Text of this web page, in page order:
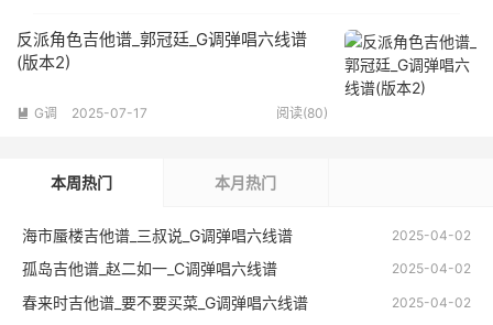
反派角色吉他谱_郭冠廷_G调弹唱六线谱
(版本2)
 G调 2025-07-17 阅读(80)
本周热门 本月热门
2025-04-02
海市蜃楼吉他谱_三叔说_G调弹唱六线谱
2025-04-02
孤岛吉他谱_赵二如一_C调弹唱六线谱
2025-04-02
春来时吉他谱_要不要买菜_G调弹唱六线谱